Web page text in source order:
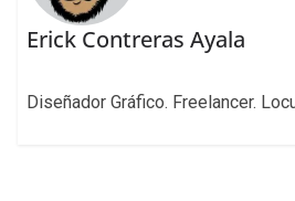
Erick Contreras Ayala
Diseñador Gráfico. Freelancer.